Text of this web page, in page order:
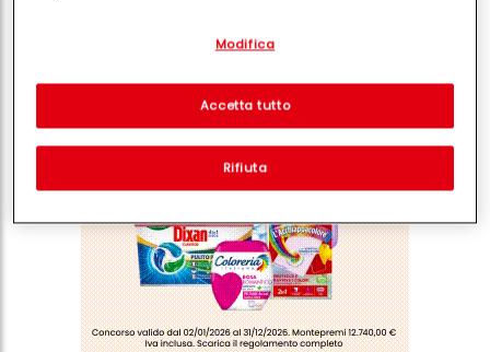
separati o co-titolari come indicato nella nostra Informativa sulla
pixel, impronte digitali e tecnologie simili" utilizzeremo anche
cookie ed elaboreremo i dati relativi a te per
di questo sito Web e le tue interazioni commerciali con noi
(rispettivamente dell'azienda per cui lavori) per) e su tale base
conservare le nostre informazioni sulle entità commerciali e
creare profili individuali su di te che potrebbero essere arricchiti
con dati ottenuti da terze parti e altri siti Web. Utilizziamo questi
profili per scopi di marketing personalizzato, in particolare per
visualizzare annunci pubblicitari che potrebbero interessarti
(basati, ad esempio, sui tuoi interessi identificati) su questo sito
web e altri media (di terzi) tramite i dispositivi assegnati a te o
Modifica
Rifiuta
Accetta tutto